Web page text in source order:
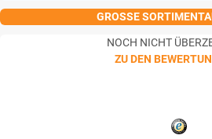
GROSSE
NOCH NICHT
ZU DEN